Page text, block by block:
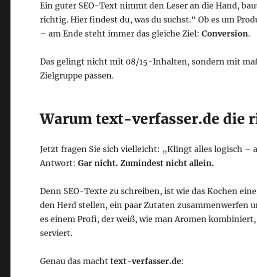
Ein guter SEO-Text nimmt den Leser an die Hand,
richtig. Hier findest du, was du suchst.“ Ob es um
– am Ende steht immer das gleiche Ziel:Conversion.
Das gelingt nicht mit 08/15-Inhalten, sondern mit
Zielgruppe passen.
Warum text-verfasser.de die
Jetzt fragen Sie sich vielleicht: „Klingt alles logisch –
Antwort:Gar nicht. Zumindest nicht allein.
Denn SEO-Texte zu schreiben, ist wie das Kochen
den Herd stellen, ein paar Zutaten zusammenwerfen
es einem Profi, der weiß, wie man Aromen
serviert.
Genau das machttext-verfasser.de: